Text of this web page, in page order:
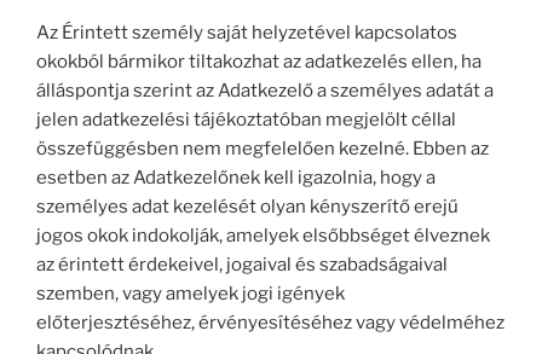
Az Érintett személy saját helyzetével kapcsolatos
okokból bármikor tiltakozhat az adatkezelés ellen, ha
álláspontja szerint az Adatkezelő a személyes adatát a
jelen adatkezelési tájékoztatóban megjelölt céllal
összefüggésben nem megfelelően kezelné. Ebben az
esetben az Adatkezelőnek kell igazolnia, hogy a
személyes adat kezelését olyan kényszerítő erejű
jogos okok indokolják, amelyek elsőbbséget élveznek
az érintett érdekeivel, jogaival és szabadságaival
szemben, vagy amelyek jogi igények
előterjesztéséhez, érvényesítéséhez vagy védelméhez